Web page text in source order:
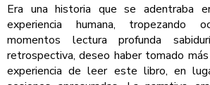
Era una historia que se adentraba
experiencia humana, tropezando
momentos lectura profunda
retrospectiva, deseo haber tomado
experiencia de leer este libro, en